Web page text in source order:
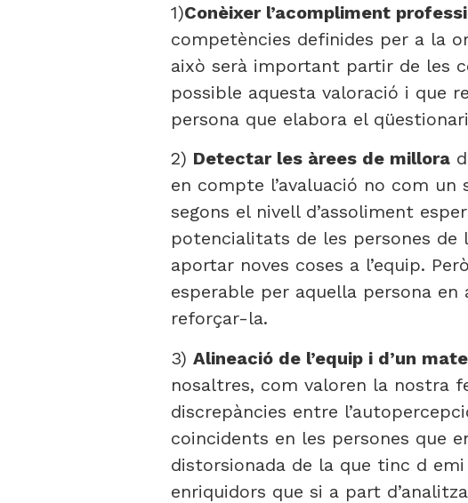
1)Conèixer l’acompliment
competències definides per a la
això serà important partir de les
possible aquesta valoració i que
persona que elabora el
2) Detectar les àrees de millora
en compte l’avaluació no com
segons el nivell d’assoliment
potencialitats de les persones de
aportar noves coses a l’equip.
esperable per aquella persona
reforçar-la.
3) Alineació de l’equip i d’un
nosaltres, com valoren la nostra
discrepàncies entre
coincidents en les persones que
distorsionada de la que tinc d
enriquidors que si a part